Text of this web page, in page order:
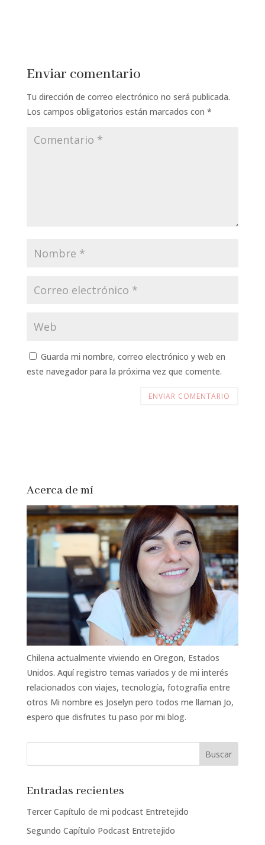
Enviar comentario
Tu dirección de correo electrónico no será publicada.
Los campos obligatorios están marcados con *
Guarda mi nombre, correo electrónico y web en
este navegador para la próxima vez que comente.
Acerca de mí
Chilena actualmente viviendo en Oregon, Estados
Unidos. Aquí registro temas variados y de mi interés
relacionados con viajes, tecnología, fotografía entre
otros Mi nombre es Joselyn pero todos me llaman Jo,
espero que disfrutes tu paso por mi blog.
Entradas recientes
Tercer Capítulo de mi podcast Entretejido
Segundo Capítulo Podcast Entretejido